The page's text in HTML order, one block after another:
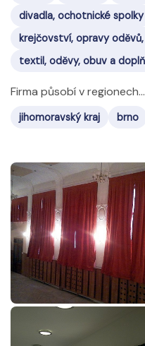
divadla, ochotnické spolky
krejčovství, opravy
textil, oděvy, obuv a
Firma působí v regionech...
jihomoravský kraj brno